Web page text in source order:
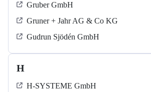
Gruber GmbH
Gruner + Jahr AG & Co KG
Gudrun Sjödén GmbH
H
H-SYSTEME GmbH